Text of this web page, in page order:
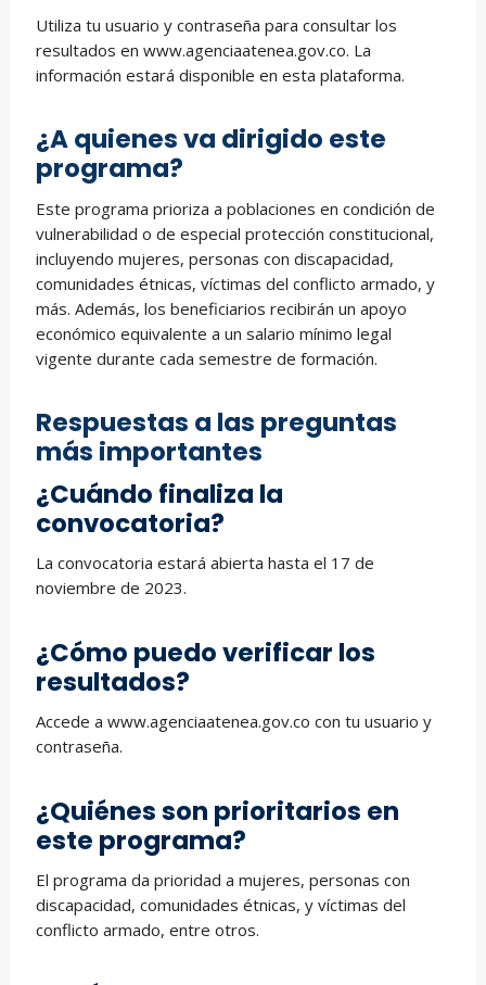
Utiliza tu usuario y contraseña para consultar los
resultados en www.agenciaatenea.gov.co. La
información estará disponible en esta plataforma.
¿A quienes va dirigido este
programa?
Este programa prioriza a poblaciones en condición de
vulnerabilidad o de especial protección constitucional,
incluyendo mujeres, personas con discapacidad,
comunidades étnicas, víctimas del conflicto armado, y
más. Además, los beneficiarios recibirán un apoyo
económico equivalente a un salario mínimo legal
vigente durante cada semestre de formación.
Respuestas a las preguntas
más importantes
¿Cuándo finaliza la
convocatoria?
La convocatoria estará abierta hasta el 17 de
noviembre de 2023.
¿Cómo puedo verificar los
resultados?
Accede a www.agenciaatenea.gov.co con tu usuario y
contraseña.
¿Quiénes son prioritarios en
este programa?
El programa da prioridad a mujeres, personas con
discapacidad, comunidades étnicas, y víctimas del
conflicto armado, entre otros.